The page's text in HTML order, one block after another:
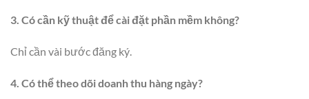
3. Có cần kỹ thuật để cài đặt phần mềm không?
Chỉ cần vài bước đăng ký.
4. Có thể theo dõi doanh thu hàng ngày?